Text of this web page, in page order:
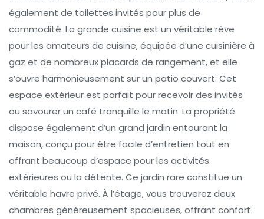
également de toilettes invités pour plus de
commodité. La grande cuisine est un véritable rêve
pour les amateurs de cuisine, équipée d’une cuisinière à
gaz et de nombreux placards de rangement, et elle
s’ouvre harmonieusement sur un patio couvert. Cet
espace extérieur est parfait pour recevoir des invités
ou savourer un café tranquille le matin. La propriété
dispose également d’un grand jardin entourant la
maison, conçu pour être facile d’entretien tout en
offrant beaucoup d’espace pour les activités
extérieures ou la détente. Ce jardin rare constitue un
véritable havre privé. À l’étage, vous trouverez deux
chambres généreusement spacieuses, offrant confort